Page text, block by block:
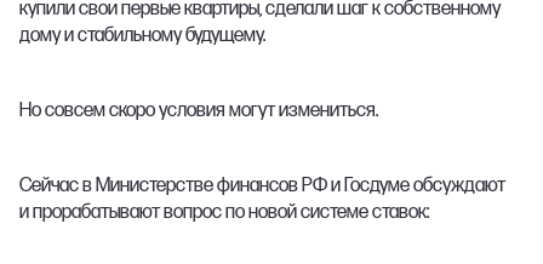
купили свои первые квартиры, сделали шаг к собственному
дому и стабильному будущему.
Но совсем скоро условия могут измениться.
Сейчас в Министерстве финансов РФ и Госдуме обсуждают
и прорабатывают вопрос по новой системе ставок: